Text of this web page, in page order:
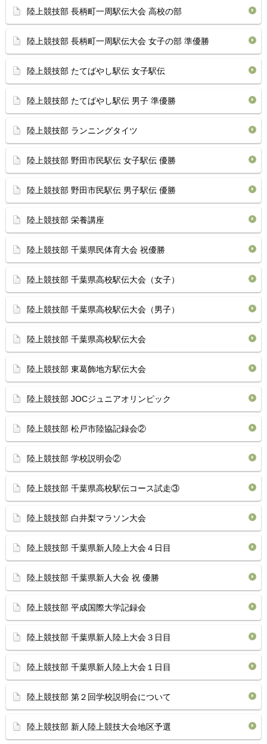
陸上競技部 長柄町一周駅伝大会 高校の部
陸上競技部 長柄町一周駅伝大会 女子の部 準優勝
陸上競技部 たてばやし駅伝 女子駅伝
陸上競技部 たてばやし駅伝 男子 準優勝
陸上競技部 ランニングタイツ
陸上競技部 野田市民駅伝 女子駅伝 優勝
陸上競技部 野田市民駅伝 男子駅伝 優勝
陸上競技部 栄養講座
陸上競技部 千葉県民体育大会 祝優勝
陸上競技部 千葉県高校駅伝大会（女子）
陸上競技部 千葉県高校駅伝大会（男子）
陸上競技部 千葉県高校駅伝大会
陸上競技部 東葛飾地方駅伝大会
陸上競技部 JOCジュニアオリンピック
陸上競技部 松戸市陸協記録会②
陸上競技部 学校説明会②
陸上競技部 千葉県高校駅伝コース試走③
陸上競技部 白井梨マラソン大会
陸上競技部 千葉県新人陸上大会４日目
陸上競技部 千葉県新人大会 祝 優勝
陸上競技部 平成国際大学記録会
陸上競技部 千葉県新人陸上大会３日目
陸上競技部 千葉県新人陸上大会１日目
陸上競技部 第２回学校説明会について
陸上競技部 新人陸上競技大会地区予選